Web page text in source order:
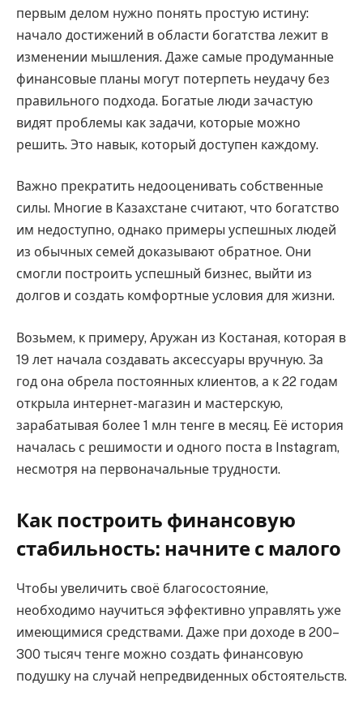
первым делом нужно понять простую истину:
начало достижений в области богатства лежит в
изменении мышления. Даже самые продуманные
финансовые планы могут потерпеть неудачу без
правильного подхода. Богатые люди зачастую
видят проблемы как задачи, которые можно
решить. Это навык, который доступен каждому.
Важно прекратить недооценивать собственные
силы. Многие в Казахстане считают, что богатство
им недоступно, однако примеры успешных людей
из обычных семей доказывают обратное. Они
смогли построить успешный бизнес, выйти из
долгов и создать комфортные условия для жизни.
Возьмем, к примеру, Аружан из Костаная, которая в
19 лет начала создавать аксессуары вручную. За
год она обрела постоянных клиентов, а к 22 годам
открыла интернет-магазин и мастерскую,
зарабатывая более 1 млн тенге в месяц. Её история
началась с решимости и одного поста в Instagram,
несмотря на первоначальные трудности.
Как построить финансовую
стабильность: начните с малого
Чтобы увеличить своё благосостояние,
необходимо научиться эффективно управлять уже
имеющимися средствами. Даже при доходе в 200–
300 тысяч тенге можно создать финансовую
подушку на случай непредвиденных обстоятельств.